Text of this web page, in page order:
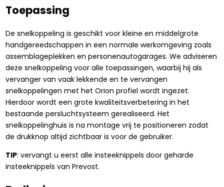
Toepassing
De snelkoppeling is geschikt voor kleine en middelgrote
handgereedschappen in een normale werkomgeving zoals
assemblageplekken en personenautogarages. We adviseren
deze snelkoppeling voor alle toepassingen, waarbij hij als
vervanger van vaak lekkende en te vervangen
snelkoppelingen met het Orion profiel wordt ingezet.
Hierdoor wordt een grote kwaliteitsverbetering in het
bestaande persluchtsysteem gerealiseerd. Het
snelkoppelinghuis is na montage vrij te positioneren zodat
de drukknop altijd zichtbaar is voor de gebruiker.
TIP: vervangt u eerst alle insteeknippels door geharde
insteeknippels van Prevost.